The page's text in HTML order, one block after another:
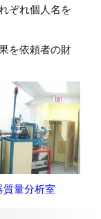
ぞれ個人名を
を依頼者の財
量分析室